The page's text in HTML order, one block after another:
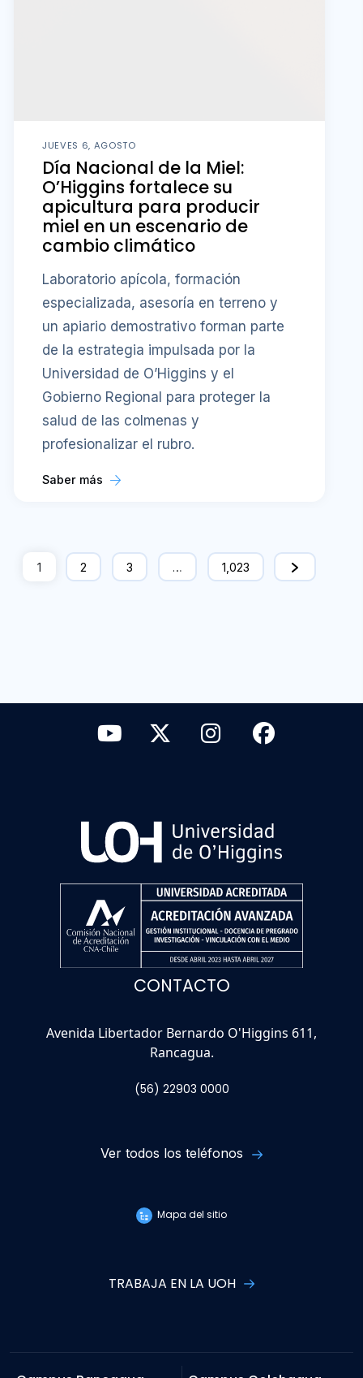
JUEVES 6, AGOSTO
Día Nacional de la Miel:
O’Higgins fortalece su
apicultura para producir
miel en un escenario de
cambio climático
Laboratorio apícola, formación
especializada, asesoría en terreno y
un apiario demostrativo forman parte
de la estrategia impulsada por la
Universidad de O’Higgins y el
Gobierno Regional para proteger la
salud de las colmenas y
profesionalizar el rubro.
Saber más
1 2 3 … 1,023
CONTACTO
Avenida Libertador Bernardo O'Higgins 611,
Rancagua.
(56) 22903 0000
Ver todos los teléfonos
Mapa del sitio
TRABAJA EN LA UOH